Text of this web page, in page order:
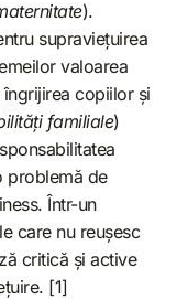
).
supraviețuirea
valoarea
copiilor și
familiale)
problemă de
Într-un
care nu reușesc
critică și active
[1]